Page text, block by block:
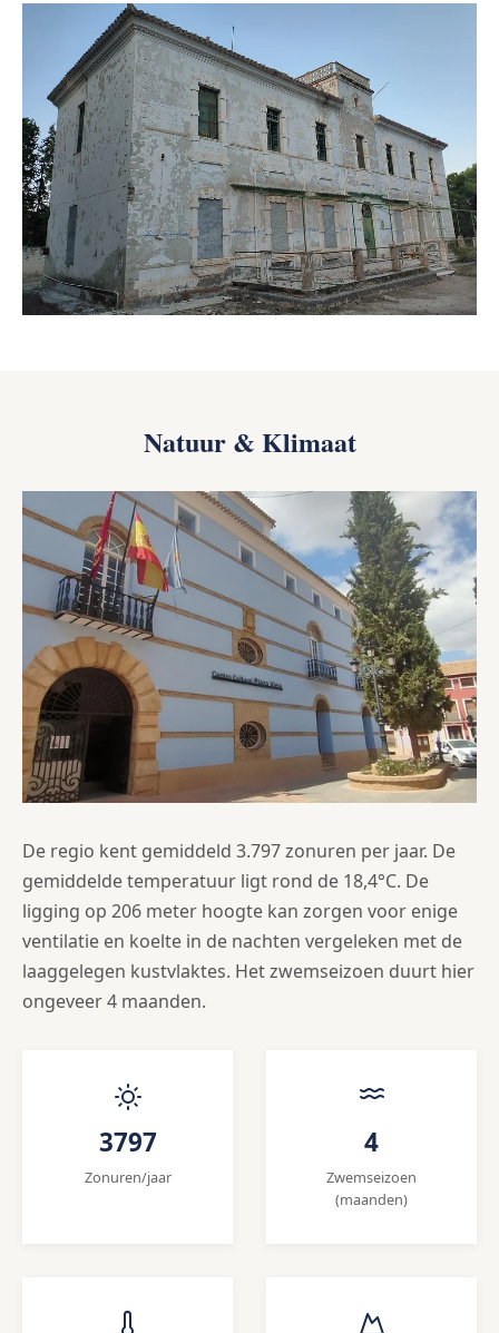
Natuur & Klimaat
De regio kent gemiddeld 3.797 zonuren per jaar. De
gemiddelde temperatuur ligt rond de 18,4°C. De
ligging op 206 meter hoogte kan zorgen voor enige
ventilatie en koelte in de nachten vergeleken met de
laaggelegen kustvlaktes. Het zwemseizoen duurt hier
ongeveer 4 maanden.
3797
Zonuren/jaar
4
Zwemseizoen
(maanden)